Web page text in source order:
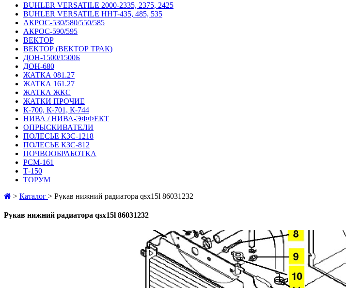
BUHLER VERSATILE 2000-2335, 2375, 2425
BUHLER VERSATILE HHT-435, 485, 535
АКРОС-530/580/550/585
АКРОС-590/595
ВЕКТОР
ВЕКТОР (ВЕКТОР ТРАК)
ДОН-1500/1500Б
ДОН-680
ЖАТКА 081.27
ЖАТКА 161.27
ЖАТКА ЖКС
ЖАТКИ ПРОЧИЕ
К-700, К-701, К-744
НИВА / НИВА-ЭФФЕКТ
ОПРЫСКИВАТЕЛИ
ПОЛЕСЬЕ КЗС-1218
ПОЛЕСЬЕ КЗС-812
ПОЧВООБРАБОТКА
РСМ-161
Т-150
ТОРУМ
> Каталог > Рукав нижний радиатора qsx15l 86031232
Рукав нижний радиатора qsx15l 86031232